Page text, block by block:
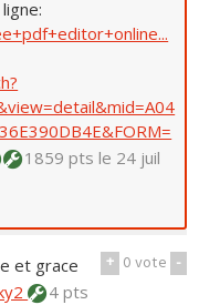
1859 ptsle 24 juil
+ 0vote -
et grace
4 pts